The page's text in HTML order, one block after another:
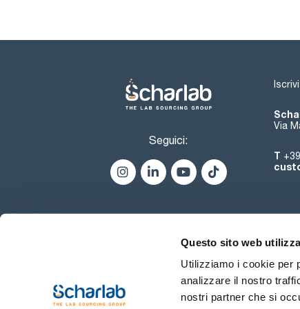
Questo sito web
Utilizziamo i cookie per
analizzare il nostro
nostri partner che si
Seguici:
Via
T